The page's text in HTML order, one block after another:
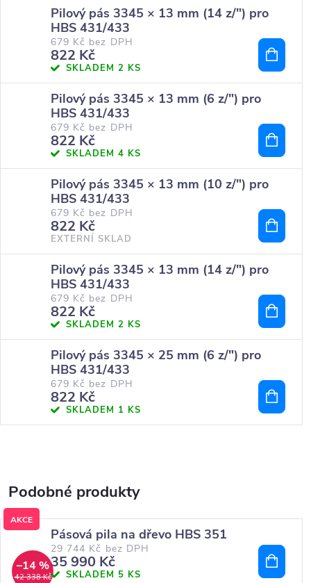
Pilový pás 3345 × 13 mm (14 z/") pro
HBS 431/433
679 Kč bez DPH
822 Kč
SKLADEM 2 KS
Pilový pás 3345 × 13 mm (6 z/") pro
HBS 431/433
679 Kč bez DPH
822 Kč
SKLADEM 4 KS
Pilový pás 3345 × 13 mm (10 z/") pro
HBS 431/433
679 Kč bez DPH
822 Kč
EXTERNÍ SKLAD
Pilový pás 3345 × 13 mm (14 z/") pro
HBS 431/433
679 Kč bez DPH
822 Kč
SKLADEM 2 KS
Pilový pás 3345 × 25 mm (6 z/") pro
HBS 431/433
679 Kč bez DPH
822 Kč
SKLADEM 1 KS
AKCE
42 338 Kč
–14 %
Pásová pila na dřevo HBS 351
29 744 Kč bez DPH
35 990 Kč
SKLADEM 5 KS